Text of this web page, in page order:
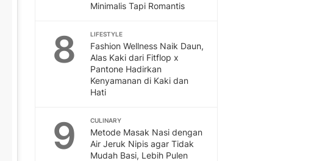
Minimalis Tapi Romantis
8 LIFESTYLE
Fashion Wellness Naik Daun,
Alas Kaki dari Fitflop x
Pantone Hadirkan
Kenyamanan di Kaki dan
Hati
9 CULINARY
Metode Masak Nasi dengan
Air Jeruk Nipis agar Tidak
Mudah Basi, Lebih Pulen